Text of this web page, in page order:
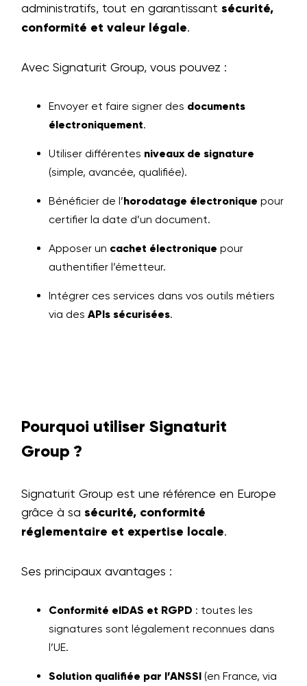
administratifs, tout en garantissant sécurité,
conformité et valeur légale.
Avec Signaturit Group, vous pouvez :
Envoyer et faire signer des documents
électroniquement.
Utiliser différentes niveaux de signature
(simple, avancée, qualifiée).
Bénéficier de l’horodatage électronique pour
certifier la date d’un document.
Apposer un cachet électronique pour
authentifier l’émetteur.
Intégrer ces services dans vos outils métiers
via des APIs sécurisées.
Pourquoi utiliser Signaturit
Group ?
Signaturit Group est une référence en Europe
grâce à sa sécurité, conformité
réglementaire et expertise locale.
Ses principaux avantages :
Conformité eIDAS et RGPD : toutes les
signatures sont légalement reconnues dans
l’UE.
Solution qualifiée par l’ANSSI (en France, via